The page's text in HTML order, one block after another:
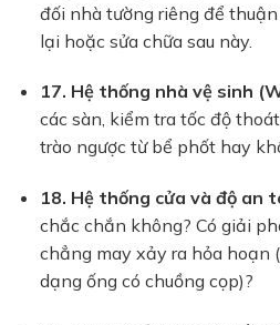
đối nhà tường riêng để
lại hoặc sửa chữa sau này.
17. Hệ thống nhà vệ sinh
các sàn, kiểm tra tốc độ
trào ngược từ bể phốt hay
18. Hệ thống cửa và độ an
chắc chắn không? Có giải
chẳng may xảy ra hỏa hoạn
dạng ống có chuồng cọp)?